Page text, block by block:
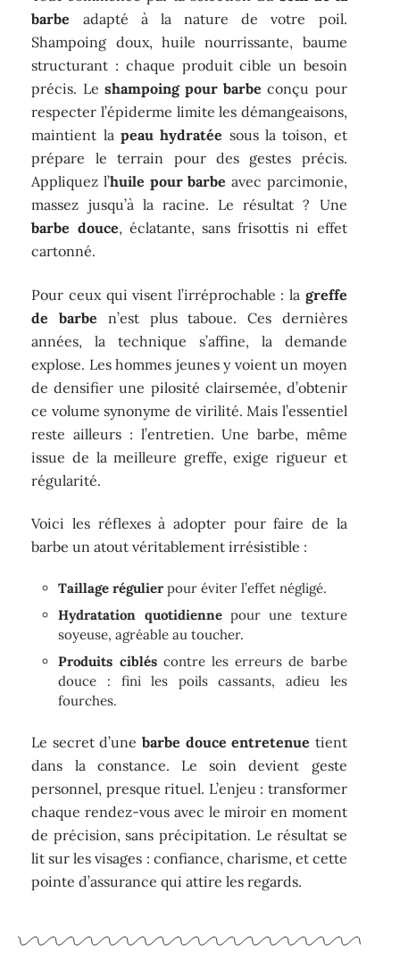
barbe adapté à la nature de votre poil.
Shampoing doux, huile nourrissante, baume
structurant : chaque produit cible un besoin
précis. Le shampoing pour barbe conçu pour
respecter l’épiderme limite les démangeaisons,
maintient lapeau hydratée sous la toison, et
prépare le terrain pour des gestes précis.
Appliquez l’huile pour barbe avec parcimonie,
massez jusqu’à la racine. Le résultat ? Une
barbe douce, éclatante, sans frisottis ni effet
cartonné.
Pour ceux qui visent l’irréprochable : la greffe
de barbe n’est plus taboue. Ces dernières
années, la technique s’affine, la demande
explose. Les hommes jeunes y voient un moyen
de densifier une pilosité clairsemée, d’obtenir
ce volume synonyme de virilité. Mais l’essentiel
reste ailleurs : l’entretien. Une barbe, même
issue de la meilleure greffe, exige rigueur et
régularité.
Voici les réflexes à adopter pour faire de la
barbe un atout véritablement irrésistible :
Taillage régulier pour éviter l’effet négligé.
Hydratation quotidiennepour une texture
soyeuse, agréable au toucher.
Produits cibléscontre les erreurs de barbe
douce : fini les poils cassants, adieu les
fourches.
Le secret d’une barbe douce entretenue tient
dans la constance. Le soin devient geste
personnel, presque rituel. L’enjeu : transformer
chaque rendez-vous avec le miroir en moment
de précision, sans précipitation. Le résultat se
lit sur les visages : confiance, charisme, et cette
pointe d’assurance qui attire les regards.